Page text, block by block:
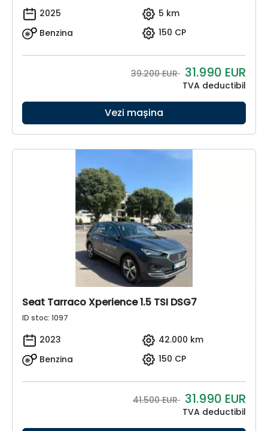
2025
5 km
Benzina
150 CP
39.200 EUR 31.990 EUR
TVA deductibil
Vezi mașina
Seat Tarraco Xperience 1.5 TSI DSG7
ID stoc: 1097
2023
42.000 km
Benzina
150 CP
41.500 EUR 31.990 EUR
TVA deductibil